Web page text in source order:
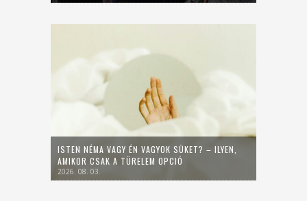
ISTEN NÉMA VAGY ÉN VAGYOK SÜKET? – ILYEN,
AMIKOR CSAK A TÜRELEM OPCIÓ
2026. 08. 03.